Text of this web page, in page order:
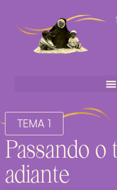
TEMA 1
Passando o
adiante